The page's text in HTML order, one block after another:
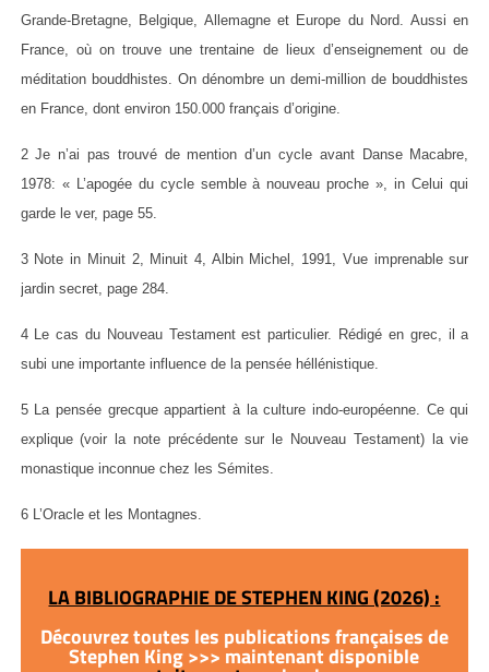
Grande-Bretagne, Belgique, Allemagne et Europe du Nord. Aussi en
France, où on trouve une trentaine de lieux d’enseignement ou de
méditation bouddhistes. On dénombre un demi-million de bouddhistes
en France, dont environ 150.000 français d’origine.
2 Je n’ai pas trouvé de mention d’un cycle avant Danse Macabre,
1978: « L’apogée du cycle semble à nouveau proche », in Celui qui
garde le ver, page 55.
3 Note in Minuit 2, Minuit 4, Albin Michel, 1991, Vue imprenable sur
jardin secret, page 284.
4 Le cas du Nouveau Testament est particulier. Rédigé en grec, il a
subi une importante influence de la pensée héllénistique.
5 La pensée grecque appartient à la culture indo-européenne. Ce qui
explique (voir la note précédente sur le Nouveau Testament) la vie
monastique inconnue chez les Sémites.
6 L’Oracle et les Montagnes.
LA BIBLIOGRAPHIE DE STEPHEN KING (2026) :
Découvrez toutes les publications françaises de
Stephen King >>> maintenant disponible